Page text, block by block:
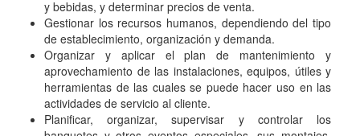
y bebidas, y determinar precios de venta.
Gestionar los recursos humanos, dependiendo del tipo
de establecimiento, organización y demanda.
Organizar y aplicar el plan de mantenimiento y
aprovechamiento de las instalaciones, equipos, útiles y
herramientas de las cuales se puede hacer uso en las
actividades de servicio al cliente.
Planificar, organizar, supervisar y controlar los